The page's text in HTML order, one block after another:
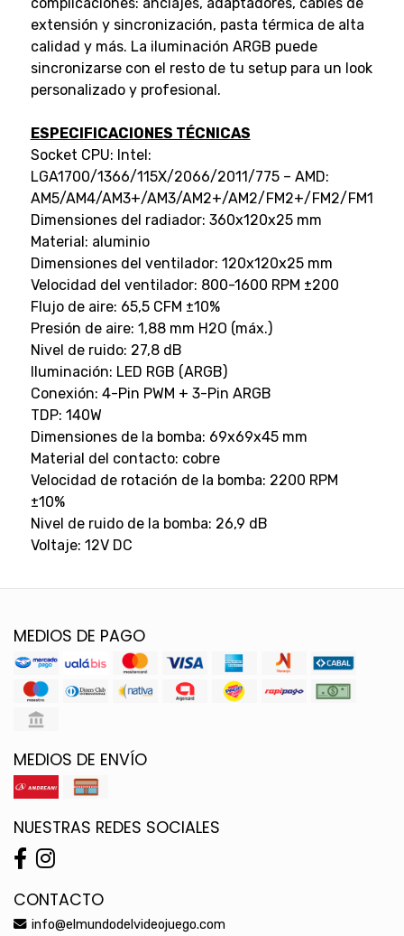
extensión y sincronización, pasta térmica de alta
calidad y más. La iluminación ARGB puede
sincronizarse con el resto de tu setup para un look
personalizado y profesional.
ESPECIFICACIONES TÉCNICAS
Socket CPU: Intel:
LGA1700/1366/115X/2066/2011/775 – AMD:
AM5/AM4/AM3+/AM3/AM2+/AM2/FM2+/FM2/FM1
Dimensiones del radiador: 360x120x25 mm
Material: aluminio
Dimensiones del ventilador: 120x120x25 mm
Velocidad del ventilador: 800-1600 RPM ±200
Flujo de aire: 65,5 CFM ±10%
Presión de aire: 1,88 mm H2O (máx.)
Nivel de ruido: 27,8 dB
Iluminación: LED RGB (ARGB)
Conexión: 4-Pin PWM + 3-Pin ARGB
TDP: 140W
Dimensiones de la bomba: 69x69x45 mm
Material del contacto: cobre
Velocidad de rotación de la bomba: 2200 RPM
±10%
Nivel de ruido de la bomba: 26,9 dB
Voltaje: 12V DC
MEDIOS DE PAGO
MEDIOS DE ENVÍO
NUESTRAS REDES SOCIALES
CONTACTO
info@elmundodelvideojuego.com